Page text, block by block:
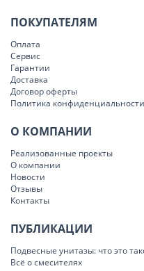
ПОКУПАТЕЛЯМ
Оплата
Сервис
Гарантии
Доставка
Договор оферты
Политика конфиденциальности
О КОМПАНИИ
Реализованные проекты
О компании
Новости
Отзывы
Контакты
ПУБЛИКАЦИИ
Подвесные унитазы: что это
Всё о смесителях